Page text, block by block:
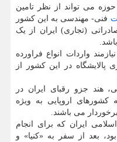
می تواند از نظر تامین
فنی- مهندسی به این کشور
(تجاری) ایران از یک
واردات انواع فراورده
در این کشور از
هند جزو رقبای ایران در
کشورهای اروپایی به ویژه
می باشند.
ایران که برای انجام
بعد از سفر به «کنیا» و